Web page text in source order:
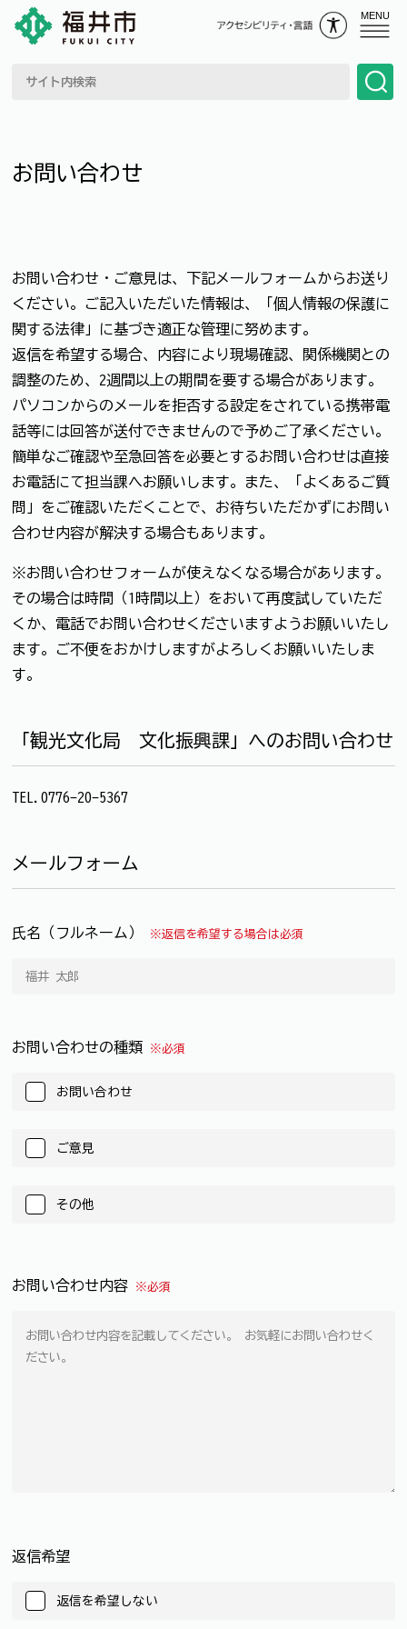
MENU
お問い合わせ
お問い合わせ・ご意見は、下記メールフォームからお送り
ください。ご記入いただいた情報は、「個人情報の保護に
関する法律」に基づき適正な管理に努めます。
返信を希望する場合、内容により現場確認、関係機関との
調整のため、2週間以上の期間を要する場合があります。
パソコンからのメールを拒否する設定をされている携帯電
話等には回答が送付できませんので予めご了承ください。
簡単なご確認や至急回答を必要とするお問い合わせは直接
お電話にて担当課へお願いします。また、「よくあるご質
問」をご確認いただくことで、お待ちいただかずにお問い
合わせ内容が解決する場合もあります。
※お問い合わせフォームが使えなくなる場合があります。
その場合は時間（1時間以上）をおいて再度試していただ
くか、電話でお問い合わせくださいますようお願いいたし
ます。ご不便をおかけしますがよろしくお願いいたしま
す。
「観光文化局 文化振興課」へのお問い合わせ
TEL.0776-20-5367
メールフォーム
氏名（フルネーム） ※返信を希望する場合は必須
お問い合わせの種類 ※必須
お問い合わせ
ご意見
その他
お問い合わせ内容 ※必須
返信希望
返信を希望しない